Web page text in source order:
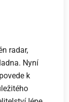
radar,
Nyní
k